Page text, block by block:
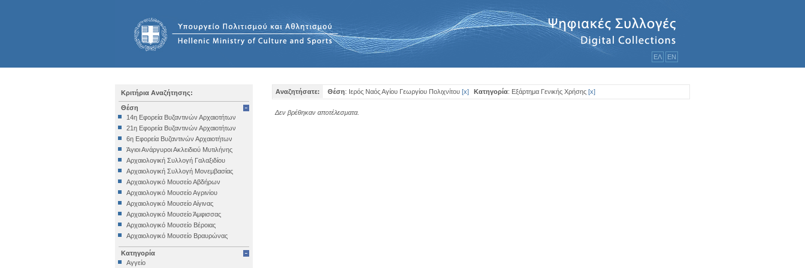
ΕΛ ΕΝ
Κριτήρια Αναζήτησης:
Θέση
14η Εφορεία Βυζαντινών Αρχαιοτήτων
21η Εφορεία Βυζαντινών Αρχαιοτήτων
6η Εφορεία Βυζαντινών Αρχαιοτήτων
Άγιοι Ανάργυροι Ακλειδιού Μυτιλήνης
Αρχαιολογική Συλλογή Γαλαξιδίου
Αρχαιολογική Συλλογή Μονεμβασίας
Αρχαιολογικό Μουσείο Αβδήρων
Αρχαιολογικό Μουσείο Αγρινίου
Αρχαιολογικό Μουσείο Αίγινας
Αρχαιολογικό Μουσείο Άμφισσας
Αρχαιολογικό Μουσείο Βέροιας
Αρχαιολογικό Μουσείο Βραυρώνας
Αρχαιολογικό Μουσείο Δελφών
Αρχαιολογικό Μουσείο Ηγουμενίτσας
Κατηγορία
Αγγείο
Αναζητήσατε: Θέση: Ιερός Ναός Αγίου Γεωργίου Πολιχνίτου [x] Κατηγορία: Εξάρτημα Γενικής Χρήσης [x]
Δεν βρέθηκαν αποτέλεσματα.